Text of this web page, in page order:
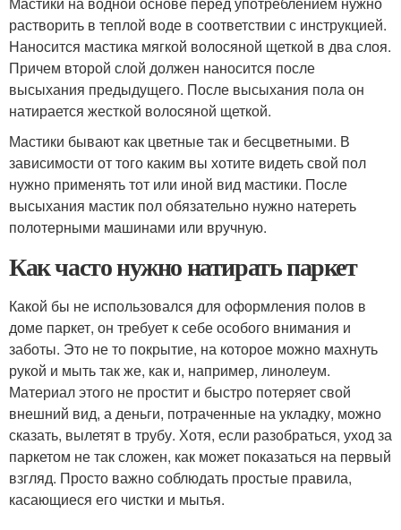
растворить в теплой воде в соответствии с инструкцией.
Наносится мастика мягкой волосяной щеткой в два слоя.
Причем второй слой должен наносится после
высыхания предыдущего. После высыхания пола он
натирается жесткой волосяной щеткой.
Мастики бывают как цветные так и бесцветными. В
зависимости от того каким вы хотите видеть свой пол
нужно применять тот или иной вид мастики. После
высыхания мастик пол обязательно нужно натереть
полотерными машинами или вручную.
Как часто нужно натирать паркет
Какой бы не использовался для оформления полов в
доме паркет, он требует к себе особого внимания и
заботы. Это не то покрытие, на которое можно махнуть
рукой и мыть так же, как и, например, линолеум.
Материал этого не простит и быстро потеряет свой
внешний вид, а деньги, потраченные на укладку, можно
сказать, вылетят в трубу. Хотя, если разобраться, уход за
паркетом не так сложен, как может показаться на первый
взгляд. Просто важно соблюдать простые правила,
касающиеся его чистки и мытья.